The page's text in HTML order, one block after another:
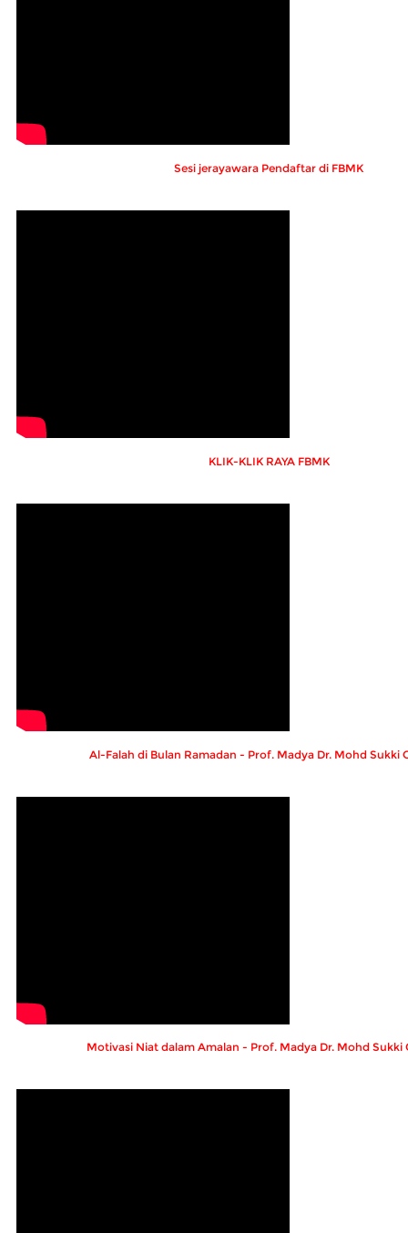
Sesi jerayawara Pendaftar di FBMK
KLIK-KLIK RAYA FBMK
Al-Falah di Bulan Ramadan - Prof. Madya Dr. Mohd Sukki
Motivasi Niat dalam Amalan - Prof. Madya Dr. Mohd Sukki